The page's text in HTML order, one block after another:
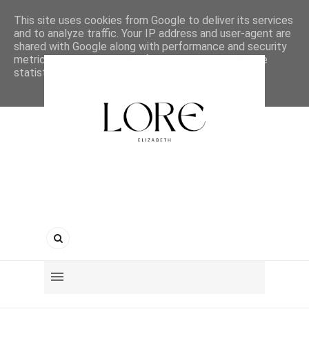
This site uses cookies from Google to deliver its services
and to analyze traffic. Your IP address and user-agent are
shared with Google along with performance and security
metrics to ensure quality of service, generate usage
statistics, and to detect and address abuse.